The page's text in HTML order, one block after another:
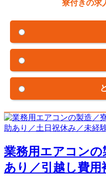
寮付きの求
業務用エアコンの
あり／引越し費用